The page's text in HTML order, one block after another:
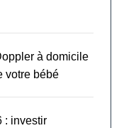
à domicile
votre bébé
: investir